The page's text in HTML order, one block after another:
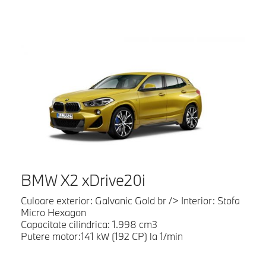
BMW X2 xDrive20i
Culoare exterior: Galvanic Gold br /> Interior: Stofa
Micro Hexagon
Capacitate cilindrica: 1.998 cm3
Putere motor:141 kW (192 CP) la 1/min